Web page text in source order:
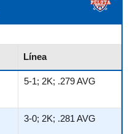
Línea
5-1; 2K; .279 AVG
3-0; 2K; .281 AVG